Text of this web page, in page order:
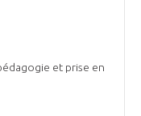
et prise en